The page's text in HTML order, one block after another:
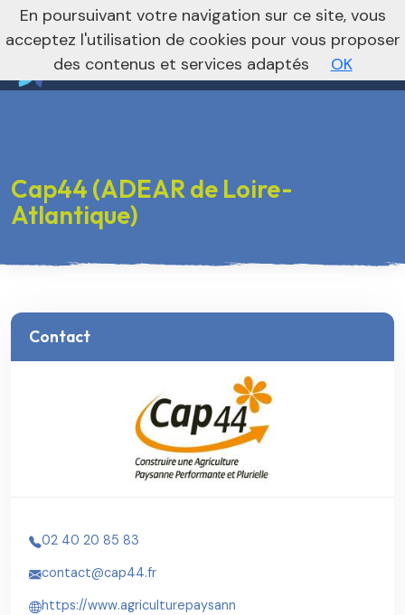
Vers le site national
nivo_2026: 1
Cap44 (ADEAR de Loire-
Atlantique)
Contact
02 40 20 85 83
contact@cap44.fr
https://www.agriculturepaysann
En poursuivant votre navigation sur ce site, vous
acceptez l'utilisation de cookies pour vous proposer
des contenus et services adaptés
OK